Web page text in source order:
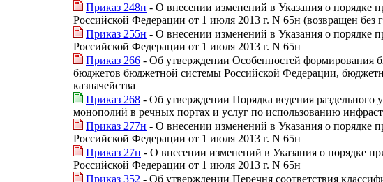
Приказ 248н - О внесении изменений в Указания о порядке
Российской Федерации от 1 июля 2013 г. N 65н (возвращен без
Приказ 255н - О внесении изменений в Указания о порядке
Российской Федерации от 1 июля 2013 г. N 65н
Приказ 266 - Об утверждении Особенностей формирования
бюджетов бюджетной системы Российской Федерации,
казначейства
Приказ 268 - Об утверждении Порядка ведения раздельного
монополий в речных портах и услуг по использованию
Приказ 277н - О внесении изменений в Указания о порядке
Российской Федерации от 1 июля 2013 г. N 65н
Приказ 27н - О внесении изменений в Указания о порядке
Российской Федерации от 1 июля 2013 г. N 65н
Приказ 352 - Об утверждении Перечня соответствия